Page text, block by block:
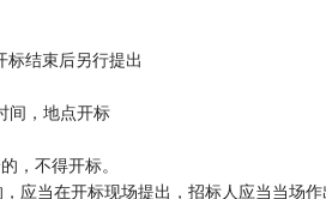
标结束后另行提出
间，地点开标
，不得开标。
应当在开标现场提出，招标人应当当场作